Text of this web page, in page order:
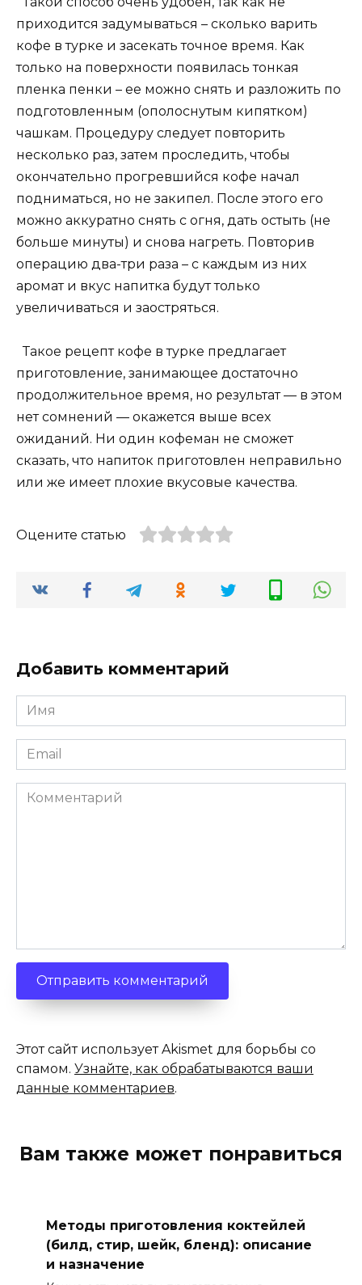
приходится задумываться – сколько варить
кофе в турке и засекать точное время. Как
только на поверхности появилась тонкая
пленка пенки – ее можно снять и разложить по
подготовленным (ополоснутым кипятком)
чашкам. Процедуру следует повторить
несколько раз, затем проследить, чтобы
окончательно прогревшийся кофе начал
подниматься, но не закипел. После этого его
можно аккуратно снять с огня, дать остыть (не
больше минуты) и снова нагреть. Повторив
операцию два-три раза – с каждым из них
аромат и вкус напитка будут только
увеличиваться и заостряться.
Такое рецепт кофе в турке предлагает
приготовление, занимающее достаточно
продолжительное время, но результат — в этом
нет сомнений — окажется выше всех
ожиданий. Ни один кофеман не сможет
сказать, что напиток приготовлен неправильно
или же имеет плохие вкусовые качества.
Оцените статью
Добавить комментарий
Имя
*
Email
*
Комментарий
Этот сайт использует Akismet для борьбы со
спамом. Узнайте, как обрабатываются ваши
данные комментариев.
Вам также может понравиться
Методы приготовления коктейлей
(билд, стир, шейк, бленд): описание
и назначение